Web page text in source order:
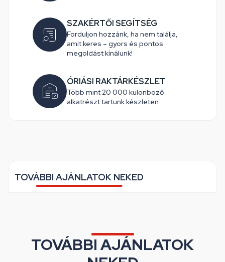
SZAKÉRTŐI SEGÍTSÉG
Forduljon hozzánk, ha nem találja,
amit keres – gyors és pontos
megoldást kínálunk!
ÓRIÁSI RAKTÁRKÉSZLET
Több mint 20 000 különböző
alkatrészt tartunk készleten
TOVÁBBI AJÁNLATOK NEKED
TOVÁBBI AJÁNLATOK